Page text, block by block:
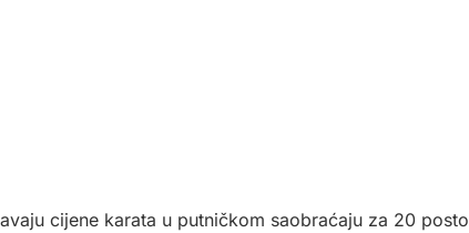
cijene karata u putničkom saobraćaju za 20